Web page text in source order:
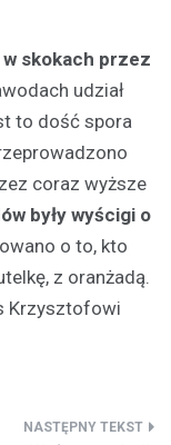
w skokach przez
udział
to dość spora
coraz wyższe
były wyścigi o
o to, kto
z oranżadą.
Krzysztofowi